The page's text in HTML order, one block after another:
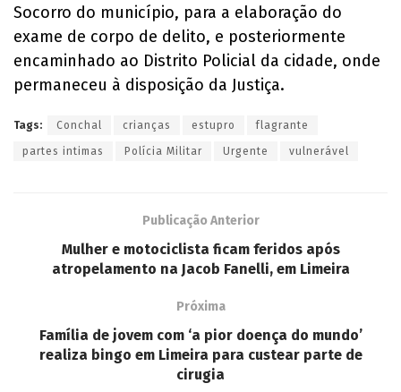
Socorro do município, para a elaboração do
exame de corpo de delito, e posteriormente
encaminhado ao Distrito Policial da cidade, onde
permaneceu à disposição da Justiça.
Tags: Conchal crianças estupro flagrante
partes intimas Polícia Militar Urgente vulnerável
Publicação Anterior
Mulher e motociclista ficam feridos após
atropelamento na Jacob Fanelli, em Limeira
Próxima
Família de jovem com ‘a pior doença do mundo’
realiza bingo em Limeira para custear parte de
cirugia